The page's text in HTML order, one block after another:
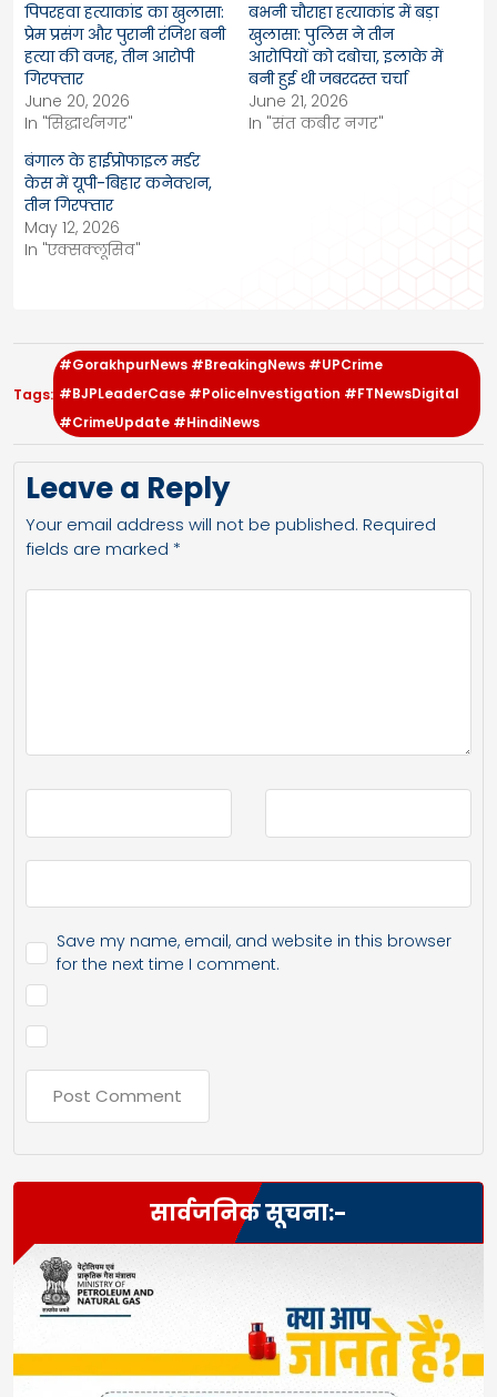
पिपरहवा हत्याकांड का खुलासा:
प्रेम प्रसंग और पुरानी रंजिश बनी
हत्या की वजह, तीन आरोपी
गिरफ्तार
June 20, 2026
In "सिद्धार्थनगर"
बभनी चौराहा हत्याकांड में बड़ा
खुलासा: पुलिस ने तीन
आरोपियों को दबोचा, इलाके में
बनी हुई थी जबरदस्त चर्चा
June 21, 2026
In "संत कबीर नगर"
बंगाल के हाईप्रोफाइल मर्डर
केस में यूपी-बिहार कनेक्शन,
तीन गिरफ्तार
May 12, 2026
In "एक्सक्लूसिव"
Tags:
#GorakhpurNews #BreakingNews #UPCrime
#BJPLeaderCase #PoliceInvestigation #FTNewsDigital
#CrimeUpdate #HindiNews
Leave a Reply
Your email address will not be published. Required
fields are marked *
Save my name, email, and website in this browser
for the next time I comment.
सार्वजनिक सूचना:-